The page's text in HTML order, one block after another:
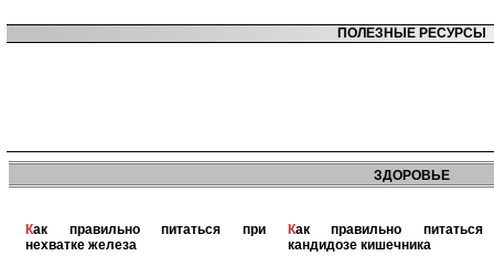
ПОЛЕЗНЫЕ РЕСУРСЫ
ЗДОРОВЬЕ
Как правильно питаться при
нехватке железа
Как правильно питаться при
кандидозе кишечника